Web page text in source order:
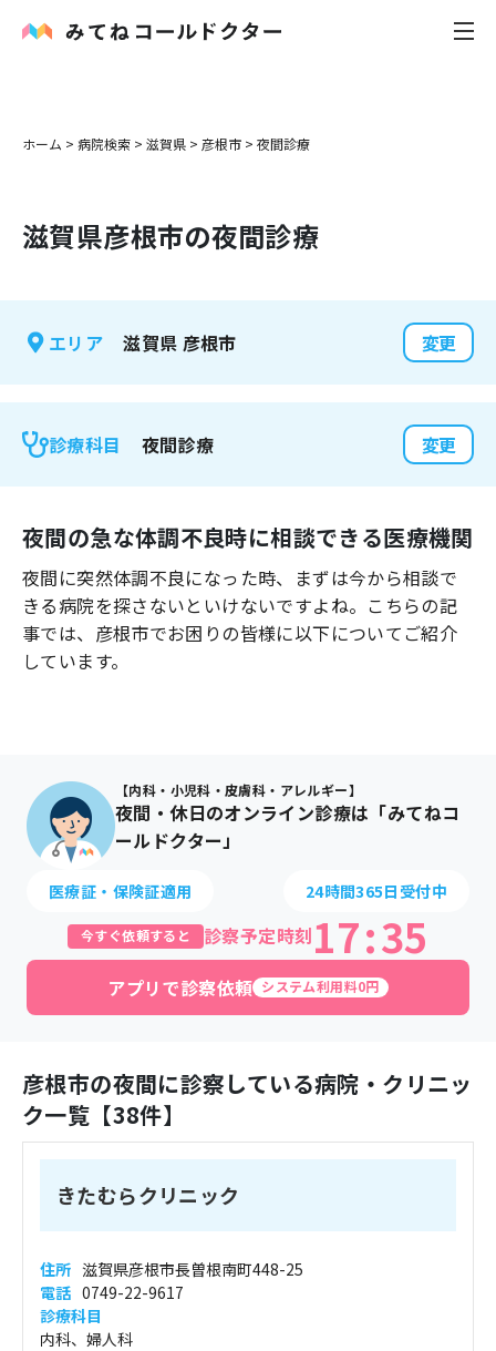
内科
花粉症
感染症
よくあるご質問
ホーム > 病院検索 > 滋賀県 > 彦根市 > 夜間診療
滋賀県彦根市の夜間診療
エリア 滋賀県 彦根市 変更
診療科目 夜間診療 変更
夜間の急な体調不良時に相談できる医療機関
夜間に突然体調不良になった時、まずは今から相談で
きる病院を探さないといけないですよね。こちらの記
事では、 彦根市でお困りの皆様に以下についてご紹介
しています。
【内科・小児科・皮膚科・アレルギー】
夜間・休日のオンライン診療は「みてねコ
ールドクター」
医療証・保険証適用 24時間365日受付中
今すぐ依頼すると 診察予定時刻17:35
アプリで診察依頼 システム利用料0円
彦根市の夜間に診察している病院・クリニッ
ク一覧【38件】
きたむらクリニック
住所 滋賀県彦根市長曽根南町448-25
電話 0749-22-9617
診療科目
内科、婦人科